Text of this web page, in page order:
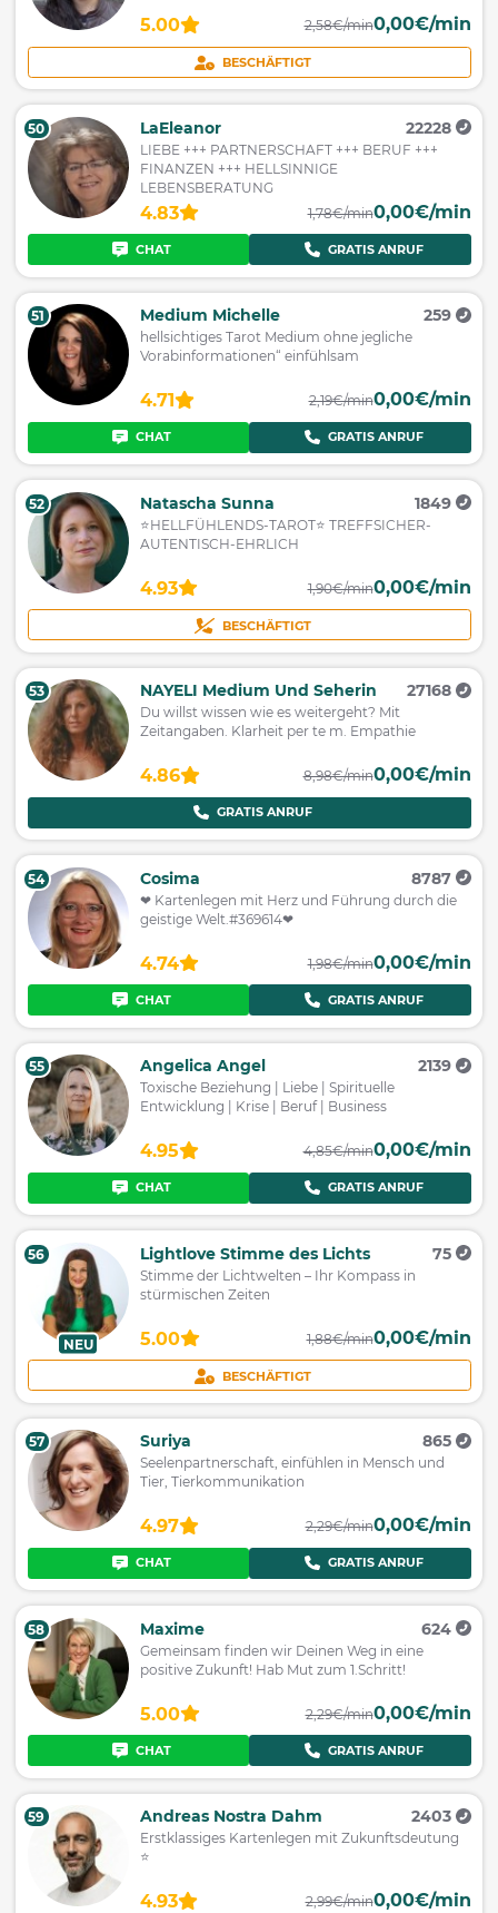
5.00 2,58€/min0,00€/min
BESCHÄFTIGT
50 LaEleanor 22228
LIEBE +++ PARTNERSCHAFT +++ BERUF +++
FINANZEN +++ HELLSINNIGE
LEBENSBERATUNG
4.83 1,78€/min0,00€/min
CHAT GRATIS ANRUF
51 Medium Michelle 259
hellsichtiges Tarot Medium ohne jegliche
Vorabinformationen“ einfühlsam
4.71 2,19€/min0,00€/min
CHAT GRATIS ANRUF
52 Natascha Sunna 1849
⭐HELLFÜHLENDS-TAROT⭐ TREFFSICHER-
AUTENTISCH-EHRLICH
4.93 1,90€/min0,00€/min
BESCHÄFTIGT
53 NAYELI Medium Und Seherin 27168
Du willst wissen wie es weitergeht? Mit
Zeitangaben. Klarheit per te m. Empathie
4.86 8,98€/min0,00€/min
GRATIS ANRUF
54 Cosima 8787
❤ Kartenlegen mit Herz und Führung durch die
geistige Welt.#369614❤
4.74 1,98€/min0,00€/min
CHAT GRATIS ANRUF
55 Angelica Angel 2139
Toxische Beziehung | Liebe | Spirituelle
Entwicklung | Krise | Beruf | Business
4.95 4,85€/min0,00€/min
CHAT GRATIS ANRUF
NEU
56 Lightlove Stimme des Lichts 75
Stimme der Lichtwelten – Ihr Kompass in
stürmischen Zeiten
5.00 1,88€/min0,00€/min
BESCHÄFTIGT
57 Suriya 865
Seelenpartnerschaft, einfühlen in Mensch und
Tier, Tierkommunikation
4.97 2,29€/min0,00€/min
CHAT GRATIS ANRUF
58 Maxime 624
Gemeinsam finden wir Deinen Weg in eine
positive Zukunft! Hab Mut zum 1.Schritt!
5.00 2,29€/min0,00€/min
CHAT GRATIS ANRUF
59 Andreas Nostra Dahm 2403
Erstklassiges Kartenlegen mit Zukunftsdeutung
⭐️
4.93 2,99€/min0,00€/min